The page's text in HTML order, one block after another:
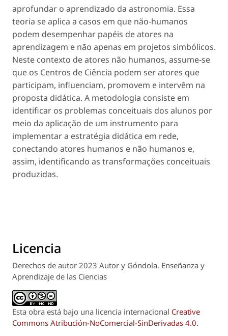
aprofundar o aprendizado da astronomia. Essa
teoria se aplica a casos em que não-humanos
podem desempenhar papéis de atores na
aprendizagem e não apenas em projetos simbólicos.
Neste contexto de atores não humanos, assume-se
que os Centros de Ciência podem ser atores que
participam, influenciam, promovem e intervêm na
proposta didática. A metodologia consiste em
identificar os problemas conceituais dos alunos por
meio da aplicação de um instrumento para
implementar a estratégia didática em rede,
conectando atores humanos e não humanos e,
assim, identificando as transformações conceituais
produzidas.
Licencia
Derechos de autor 2023 Autor y Góndola. Enseñanza y
Aprendizaje de las Ciencias
Esta obra está bajo una licencia internacional Creative
Commons Atribución-NoComercial-SinDerivadas 4.0.